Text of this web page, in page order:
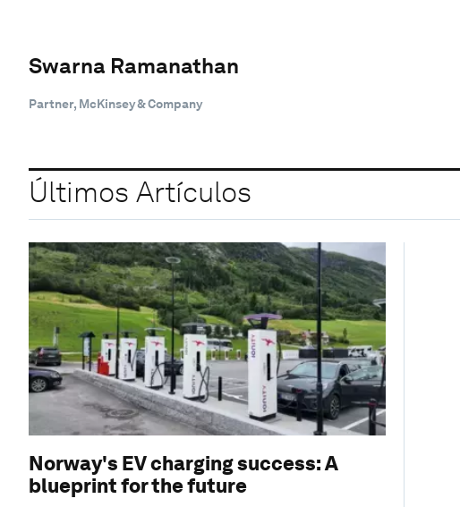
Swarna Ramanathan
Partner, McKinsey & Company
Últimos Artículos
Norway's EV charging success: A
blueprint for the future